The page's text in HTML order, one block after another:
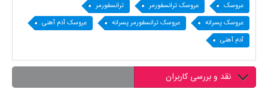
عروسک عروسک ترانسفورمر
ترانسفورمر
عروسک پسرانه
عروسک ترانسفورمر پسرانه
عروسک آدم آهنی
آدم آهنی
نقد و بررسی کاربران